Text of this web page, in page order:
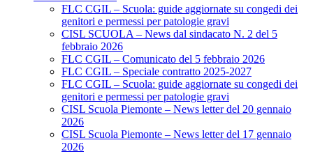
FLC CGIL – Scuola: guide aggiornate su congedi dei
genitori e permessi per patologie gravi
CISL SCUOLA – News dal sindacato N. 2 del 5
febbraio 2026
FLC CGIL – Comunicato del 5 febbraio 2026
FLC CGIL – Speciale contratto 2025-2027
FLC CGIL – Scuola: guide aggiornate su congedi dei
genitori e permessi per patologie gravi
CISL Scuola Piemonte – News letter del 20 gennaio
2026
CISL Scuola Piemonte – News letter del 17 gennaio
2026